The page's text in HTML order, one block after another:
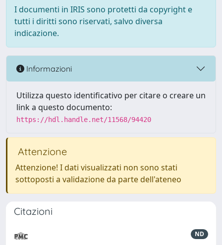
I documenti in IRIS sono protetti da copyright e
tutti i diritti sono riservati, salvo diversa
indicazione.
Informazioni
Utilizza questo identificativo per citare o creare un
link a questo documento:
https://hdl.handle.net/11568/94420
Attenzione
Attenzione! I dati visualizzati non sono stati
sottoposti a validazione da parte dell'ateneo
Citazioni
ND